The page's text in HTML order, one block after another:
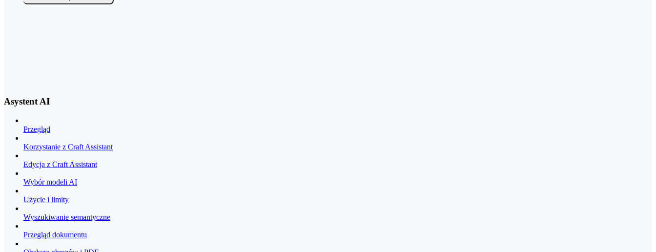
Asystent AI
Przegląd
Korzystanie z Craft Assistant
Edycja z Craft Assistant
Wybór modeli AI
Użycie i limity
Wyszukiwanie semantyczne
Przegląd dokumentu